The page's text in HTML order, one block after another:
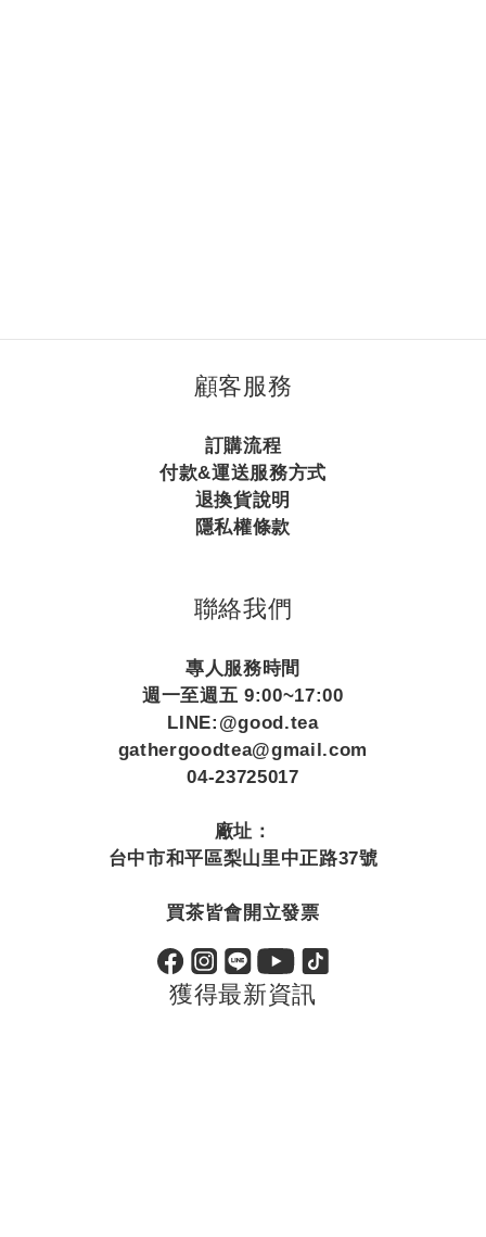
顧客服務
訂購流程
付款&運送服務方式
退換貨說明
隱私權條款
聯絡我們
專人服務時間
週一至週五 9:00~17:00
LINE:@good.tea
gathergoodtea@gmail.com
04-23725017
廠址：
台中市和平區梨山里中正路37號
買茶皆會開立發票
獲得最新資訊